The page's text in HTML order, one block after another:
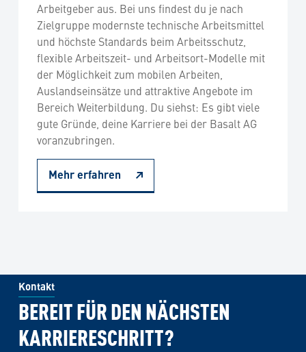
Arbeitgeber aus. Bei uns findest du je nach
Zielgruppe modernste technische Arbeitsmittel
und höchste Standards beim Arbeitsschutz,
flexible Arbeitszeit- und Arbeitsort-Modelle mit
der Möglichkeit zum mobilen Arbeiten,
Auslandseinsätze und attraktive Angebote im
Bereich Weiterbildung. Du siehst: Es gibt viele
gute Gründe, deine Karriere bei der Basalt AG
voranzubringen.
Mehr erfahren
Kontakt
BEREIT FÜR DEN NÄCHSTEN
KARRIERESCHRITT?